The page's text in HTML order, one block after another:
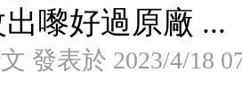
出嚟好過原廠 ...
發表於 2023/4/18